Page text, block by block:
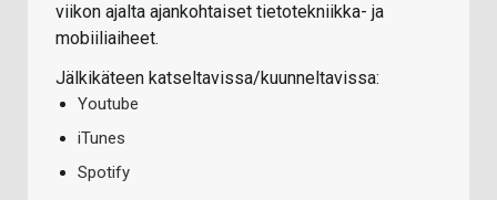
viikon ajalta ajankohtaiset tietotekniikka- ja
mobiiliaiheet.
Jälkikäteen katseltavissa/kuunneltavissa:
Youtube
iTunes
Spotify